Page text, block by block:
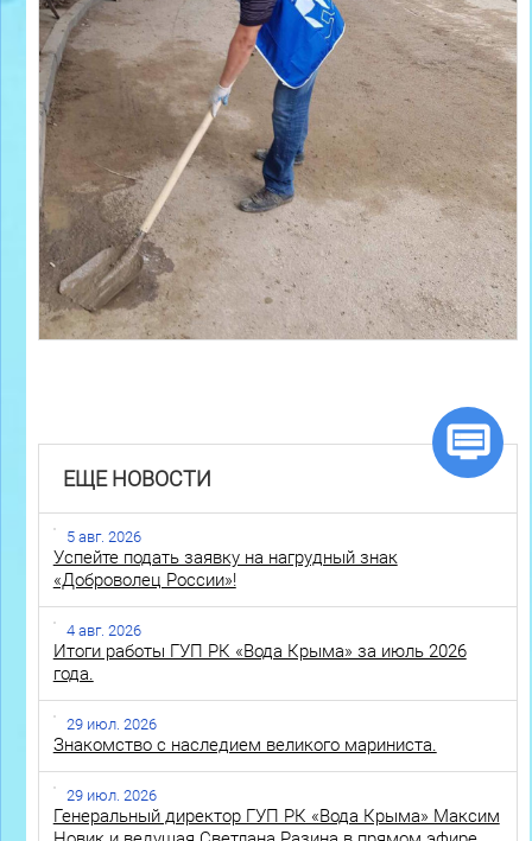
ЕЩЕ НОВОСТИ
5 авг. 2026
Успейте подать заявку на нагрудный знак
«Доброволец России»!
4 авг. 2026
Итоги работы ГУП РК «Вода Крыма» за июль 2026
года.
29 июл. 2026
Знакомство с наследием великого мариниста.
29 июл. 2026
Генеральный директор ГУП РК «Вода Крыма» Максим